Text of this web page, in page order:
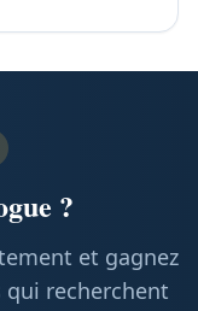
?
et gagnez
recherchent